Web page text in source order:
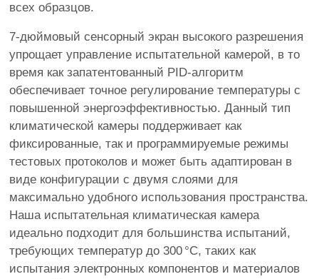
всех образцов.
7-дюймовый сенсорный экран высокого разрешения
упрощает управление испытательной камерой, в то
время как запатентованный PID-алгоритм
обеспечивает точное регулирование температуры с
повышенной энергоэффективностью. Данный тип
климатической камеры поддерживает как
фиксированные, так и программируемые режимы
тестовых протоколов и может быть адаптирован в
виде конфигурации с двумя слоями для
максимально удобного использования пространства.
Наша испытательная климатическая камера
идеально подходит для большинства испытаний,
требующих температур до 300 °C, таких как
испытания электронных компонентов и материалов